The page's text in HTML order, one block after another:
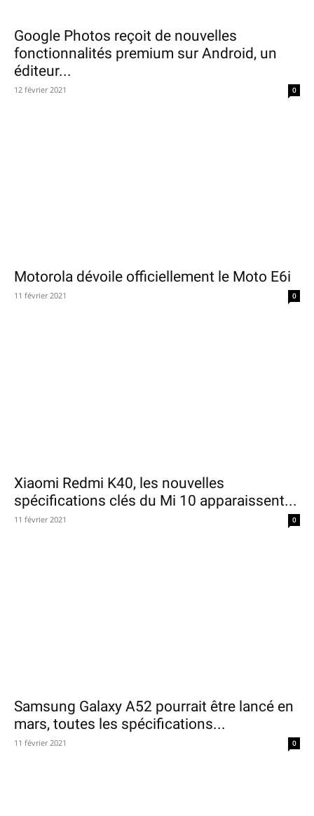
Google Photos reçoit de nouvelles
fonctionnalités premium sur Android, un
éditeur...
12 février 2021 0
Motorola dévoile officiellement le Moto E6i
11 février 2021 0
Xiaomi Redmi K40, les nouvelles
spécifications clés du Mi 10 apparaissent...
11 février 2021 0
Samsung Galaxy A52 pourrait être lancé en
mars, toutes les spécifications...
11 février 2021 0